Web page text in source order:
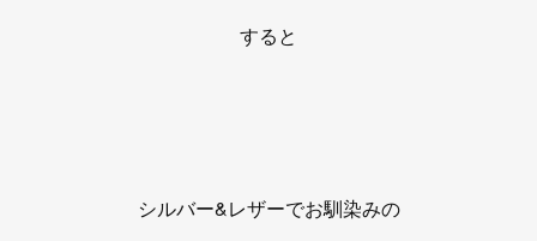
すると
シルバー&レザーでお馴染みの